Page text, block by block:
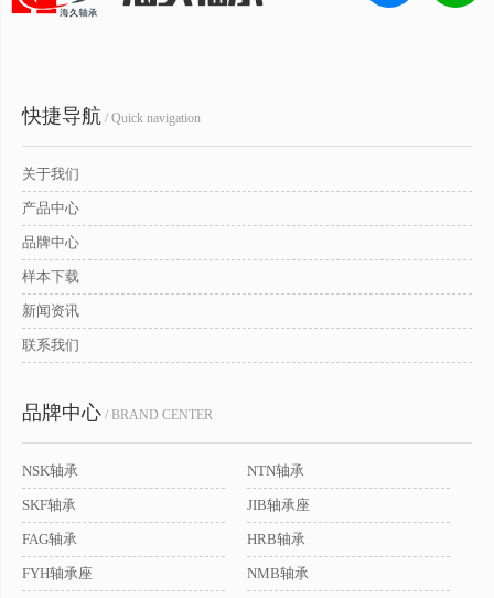
快捷导航 / Quick navigation
关于我们
产品中心
品牌中心
样本下载
新闻资讯
联系我们
品牌中心 / BRAND CENTER
NSK轴承 NTN轴承
SKF轴承 JIB轴承座
FAG轴承 HRB轴承
FYH轴承座 NMB轴承